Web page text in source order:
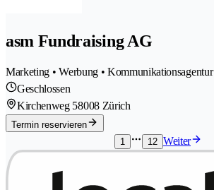
asm Fundraising AG
Marketing • Werbung • Kommunikationsagentur
Geschlossen
Kirchenweg 58008 Zürich
Termin reservieren
1
12 Weiter